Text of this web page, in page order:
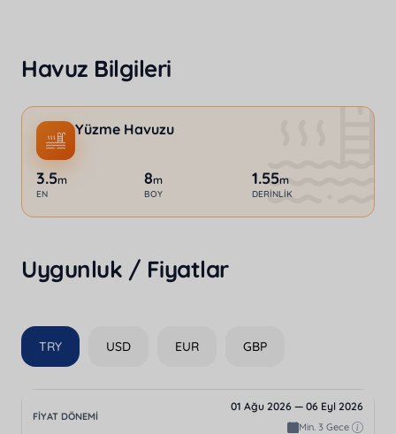
Havuz Bilgileri
Yüzme Havuzu
3.5m
EN
8m
BOY
1.55m
DERINLIK
Uygunluk / Fiyatlar
TRY USD EUR GBP
01 Ağu 2026 — 06 Eyl 2026
Min. 3 Gece